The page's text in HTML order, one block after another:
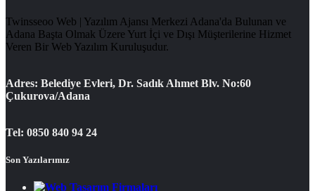
Twinsseoo Web | Yazılım Ajansı Merkezi Adana'da Bulunan ve
Adana Başta Olmak Üzere Yurt İçi ve Dışı Müşterilerine Hizmet
Veren Bir Web Yazılım Kuruluşudur.
Adres: Belediye Evleri, Dr. Sadık Ahmet Blv. No:60
Çukurova/Adana
Tel: 0850 840 94 24
Son Yazılarımız